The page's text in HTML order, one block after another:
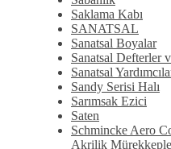
Saklama Kabı
SANATSAL
Sanatsal Boyalar
Sanatsal Defterler
Sanatsal
Sandy Serisi Halı
Sarımsak Ezici
Saten
Schmincke Aero
Akrilik